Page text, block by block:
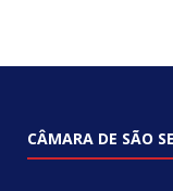
CÂMARA DE SÃO